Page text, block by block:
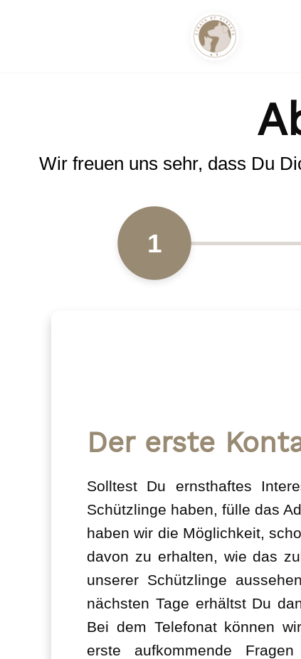
Wir freuen uns sehr, dass Du
1
Der erste
Solltest Du ernsthaftes
Schützlinge haben, fülle das
haben wir die Möglichkeit,
davon zu erhalten, wie das
unserer Schützlinge
nächsten Tage erhältst Du
Bei dem Telefonat können
erste aufkommende